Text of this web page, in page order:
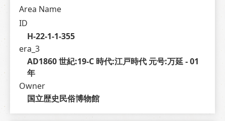
Area Name
ID
H-22-1-1-355
era_3
AD1860 世紀:19-C 時代:江戸時代 元号:万延 - 01
年
Owner
国立歴史民俗博物館